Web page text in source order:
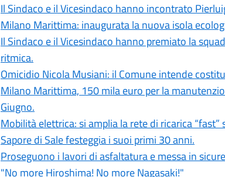
Il Sindaco e il Vicesindaco hanno incontrato
Milano Marittima: inaugurata la nuova isola
Il Sindaco e il Vicesindaco hanno premiato la
ritmica.
Omicidio Nicola Musiani: il Comune intende
Milano Marittima, 150 mila euro per la
Giugno.
Mobilità elettrica: si amplia la rete di ricarica
Sapore di Sale festeggia i suoi primi 30 anni.
Proseguono i lavori di asfaltatura e messa in
"No more Hiroshima! No more Nagasaki!"